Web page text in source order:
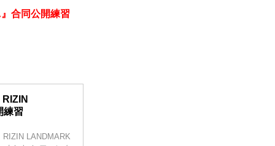
合同公開練習
練習
LANDMARK